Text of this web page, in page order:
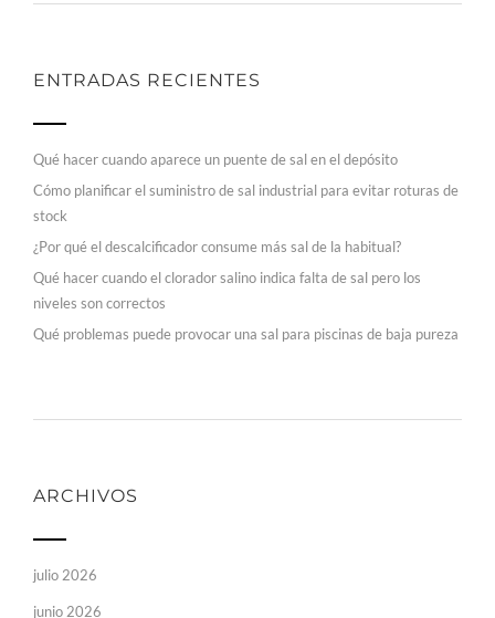
ENTRADAS RECIENTES
Qué hacer cuando aparece un puente de sal en el depósito
Cómo planificar el suministro de sal industrial para evitar roturas de
stock
¿Por qué el descalcificador consume más sal de la habitual?
Qué hacer cuando el clorador salino indica falta de sal pero los
niveles son correctos
Qué problemas puede provocar una sal para piscinas de baja pureza
ARCHIVOS
julio 2026
junio 2026